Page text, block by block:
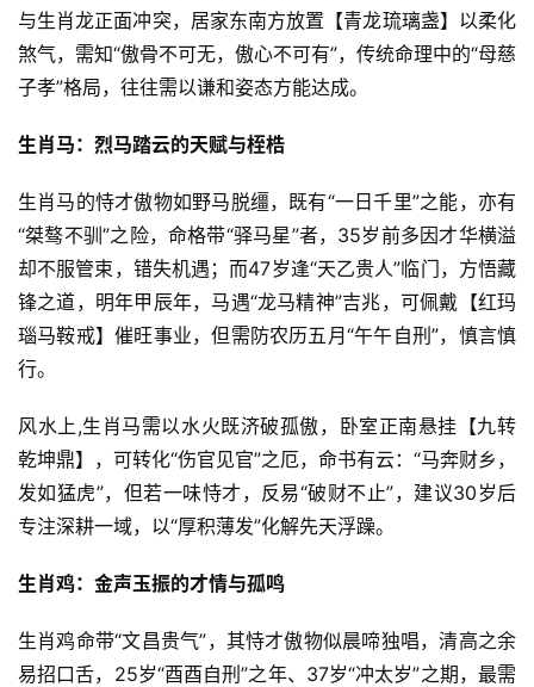
与生肖龙正面冲突，居家东南方放置【青龙琉璃盏】以柔化
煞气，需知“傲骨不可无，傲心不可有”，传统命理中的“母慈
子孝”格局，往往需以谦和姿态方能达成。
生肖马：烈马踏云的天赋与桎梏
生肖马的恃才傲物如野马脱缰，既有“一日千里”之能，亦有
“桀骜不驯”之险，命格带“驿马星”者，35岁前多因才华横溢
却不服管束，错失机遇；而47岁逢“天乙贵人”临门，方悟藏
锋之道，明年甲辰年，马遇“龙马精神”吉兆，可佩戴【红玛
瑙马鞍戒】催旺事业，但需防农历五月“午午自刑”，慎言慎
行。
风水上,生肖马需以水火既济破孤傲，卧室正南悬挂【九转
乾坤鼎】，可转化“伤官见官”之厄，命书有云：“马奔财乡，
发如猛虎”，但若一味恃才，反易“破财不止”，建议30岁后
专注深耕一域，以“厚积薄发”化解先天浮躁。
生肖鸡：金声玉振的才情与孤鸣
生肖鸡命带“文昌贵气”，其恃才傲物似晨啼独唱，清高之余
易招口舌，25岁“酉酉自刑”之年、37岁“冲太岁”之期，最需